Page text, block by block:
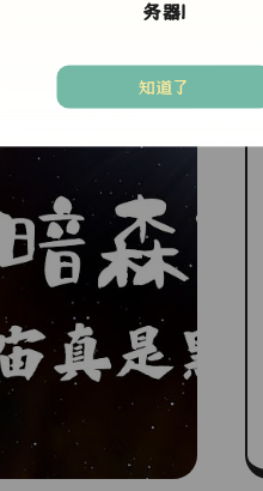
务器!
知道了